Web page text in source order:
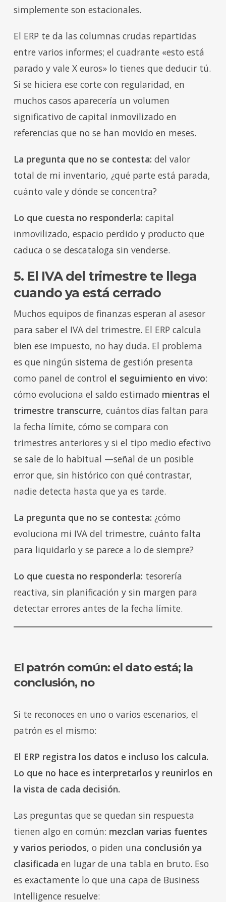
simplemente son estacionales.
El ERP te da las columnas crudas repartidas
entre varios informes; el cuadrante «esto está
parado y vale X euros» lo tienes que deducir tú.
Si se hiciera ese corte con regularidad, en
muchos casos aparecería un volumen
significativo de capital inmovilizado en
referencias que no se han movido en meses.
La pregunta que no se contesta: del valor
total de mi inventario, ¿qué parte está parada,
cuánto vale y dónde se concentra?
Lo que cuesta no responderla: capital
inmovilizado, espacio perdido y producto que
caduca o se descataloga sin venderse.
5. El IVA del trimestre te llega
cuando ya está cerrado
Muchos equipos de finanzas esperan al asesor
para saber el IVA del trimestre. El ERP calcula
bien ese impuesto, no hay duda. El problema
es que ningún sistema de gestión presenta
como panel de control el seguimiento en vivo:
cómo evoluciona el saldo estimado mientras el
trimestre transcurre, cuántos días faltan para
la fecha límite, cómo se compara con
trimestres anteriores y si el tipo medio efectivo
se sale de lo habitual —señal de un posible
error que, sin histórico con qué contrastar,
nadie detecta hasta que ya es tarde.
La pregunta que no se contesta: ¿cómo
evoluciona mi IVA del trimestre, cuánto falta
para liquidarlo y se parece a lo de siempre?
Lo que cuesta no responderla: tesorería
reactiva, sin planificación y sin margen para
detectar errores antes de la fecha límite.
El patrón común: el dato está; la
conclusión, no
Si te reconoces en uno o varios escenarios, el
patrón es el mismo:
El ERP registra los datos e incluso los calcula.
Lo que no hace es interpretarlos y reunirlos en
la vista de cada decisión.
Las preguntas que se quedan sin respuesta
tienen algo en común: mezclan varias fuentes
y varios periodos, o piden una conclusión ya
clasificada en lugar de una tabla en bruto. Eso
es exactamente lo que una capa de Business
Intelligence resuelve: